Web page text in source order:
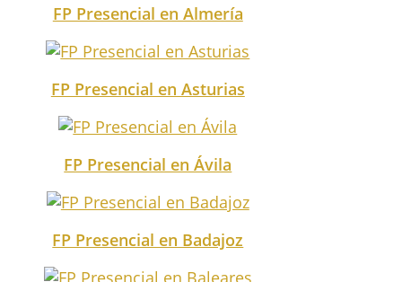
FP Presencial en Almería
FP Presencial en Asturias
FP Presencial en Ávila
FP Presencial en Badajoz